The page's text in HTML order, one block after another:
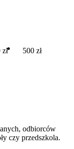
500 zł
odbiorców
czy przedszkola.